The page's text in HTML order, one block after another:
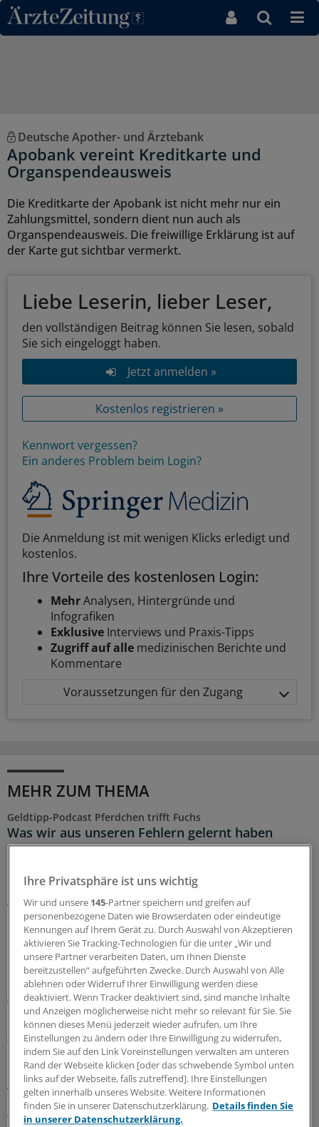
Direkt zum Inhaltsbereich
Deutsche Apother- und Ärztebank
Apobank vereint Kreditkarte und
Organspendeausweis
Die Kreditkarte der Apobank ist nicht mehr nur ein
Zahlungsmittel, sondern dient nun auch als
Organspendeausweis. Die freiwillige Erklärung ist auf
der Karte gut sichtbar vermerkt.
Liebe Leserin, lieber Leser,
den vollständigen Beitrag können Sie lesen, sobald
Sie sich eingeloggt haben.
Jetzt anmelden »
Kostenlos registrieren »
Kennwort vergessen?
Ein anderes Problem beim Login?
Die Anmeldung ist mit wenigen Klicks erledigt und
kostenlos.
Ihre Vorteile des kostenlosen Login:
MehrAnalysen, Hintergründe und
Infografiken
Exklusive Interviews und Praxis-Tipps
Zugriff auf alle medizinischen Berichte und
Kommentare
Voraussetzungen für den Zugang
MEHR ZUM THEMA
Geldtipp-Podcast Pferdchen trifft Fuchs
Was wir aus unseren Fehlern gelernt haben
erinnern sich an Erfolg und Misserfolg ihrer
Anlageentscheidungen und welche Konsequenzen und
Lehren sie daraus gezogen haben.
28.07.2026
Geldtipp-Podcast Pferdchen trifft Fuchs
Wie sich nachhaltige Geldanlage verändert hat
Durch die geopolitischen Krisen sind Investments in
fossile Energien und Rüstung attraktiv geworden. In der
61. Ausgabe des Geldtipp-Podcasts diskutieren
Pferdchen und Fuchs, wo Nachhaltigkeitskriterium auch
weiter sinnvoll und erfolgreich sind.
03.07.2026
Ihre Privatsphäre ist uns wichtig
Wir und unsere 145-Partner speichern und greifen auf
personenbezogene Daten wie Browserdaten oder eindeutige
Kennungen auf Ihrem Gerät zu. Durch Auswahl von Akzeptieren
aktivieren Sie Tracking-Technologien für die unter „Wir und
unsere Partner verarbeiten Daten, um Ihnen Dienste
bereitzustellen“ aufgeführten Zwecke. Durch Auswahl von Alle
ablehnen oder Widerruf Ihrer Einwilligung werden diese
deaktiviert. Wenn Tracker deaktiviert sind, sind manche Inhalte
und Anzeigen möglicherweise nicht mehr so relevant für Sie. Sie
können dieses Menü jederzeit wieder aufrufen, um Ihre
Einstellungen zu ändern oder Ihre Einwilligung zu widerrufen,
indem Sie auf den Link Voreinstellungen verwalten am unteren
Rand der Webseite klicken [oder das schwebende Symbol unten
links auf der Webseite, falls zutreffend]. Ihre Einstellungen
gelten innerhalb unseres Website. Weitere Informationen
finden Sie in unserer Datenschutzerklärung. Details finden Sie
in unserer Datenschutzerklärung.